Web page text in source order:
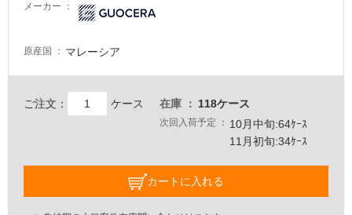
メーカー
原産国 マレーシア
ご注文： ケース 在庫 118ケース
次回入荷予定
10月中旬:64ｹｰｽ
11月初旬:34ｹｰｽ
カートに入れる
て
な
屋
屋
壁・